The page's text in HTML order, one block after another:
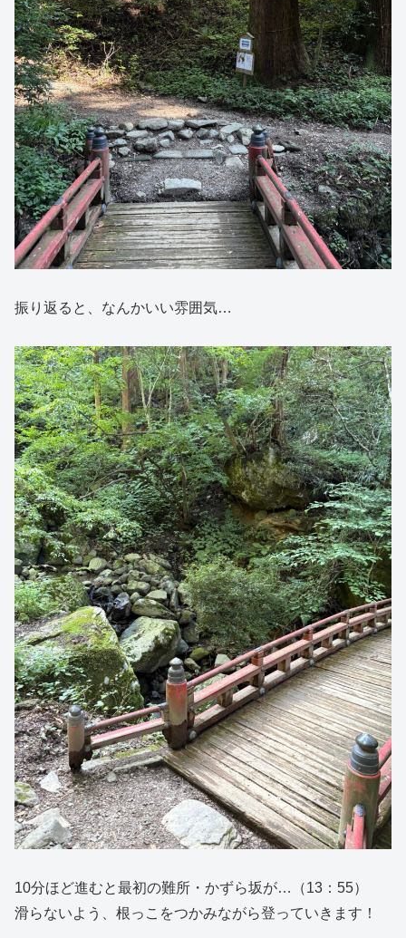
振り返ると、なんかいい雰囲気…
10分ほど進むと最初の難所・かずら坂が…（13：55）
滑らないよう、根っこをつかみながら登っていきます！